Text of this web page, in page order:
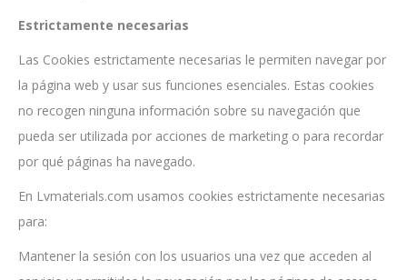
Estrictamente necesarias
Las Cookies estrictamente necesarias le permiten navegar por
la página web y usar sus funciones esenciales. Estas cookies
no recogen ninguna información sobre su navegación que
pueda ser utilizada por acciones de marketing o para recordar
por qué páginas ha navegado.
En Lvmaterials.com usamos cookies estrictamente necesarias
para:
Mantener la sesión con los usuarios una vez que acceden al